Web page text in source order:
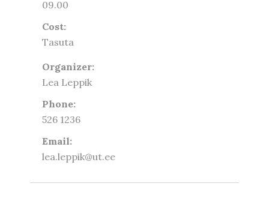
09.00
Cost:
Tasuta
Organizer:
Lea Leppik
Phone:
526 1236
Email:
lea.leppik@ut.ee